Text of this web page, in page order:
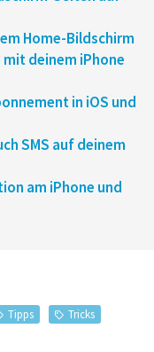
Home-Bildschirm
deinem iPhone
in iOS und
SMS auf deinem
am iPhone und
Tipps
Tricks